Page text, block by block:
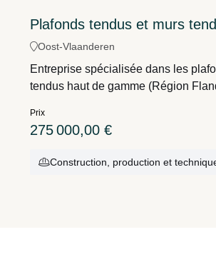
Plafonds tendus et murs
Oost-Vlaanderen
Entreprise spécialisée dans les
tendus haut de gamme (Région Flandre
Prix
275 000,00 €
Construction, production et